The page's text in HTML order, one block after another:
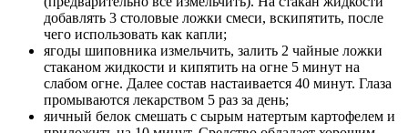
добавлять 3 столовые ложки смеси, вскипятить, после
чего использовать как капли;
ягоды шиповника измельчить, залить 2 чайные ложки
стаканом жидкости и кипятить на огне 5 минут на
слабом огне. Далее состав настаивается 40 минут. Глаза
промываются лекарством 5 раз за день;
яичный белок смешать с сырым натертым картофелем и